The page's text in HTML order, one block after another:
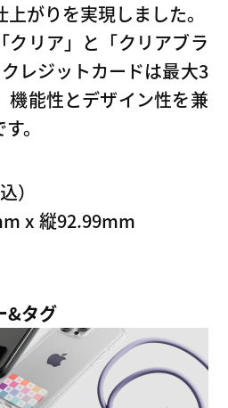
がりを実現しました。
クリア」と「クリアブラ
レジットカードは最大3
機能性とデザイン性を兼
。
）
x 縦92.99mm
&タグ